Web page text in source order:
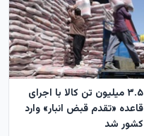
۳.۵ میلیون تن کالا با اجرای
قاعده «تقدم قبض انبار» وارد
کشور شد